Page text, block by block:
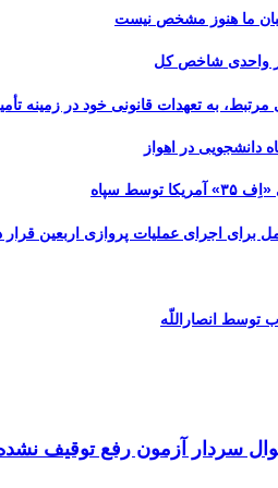
مرتبط، به تعهدات قانونی خود در زمینه
سپاه
برای اجرای عملیات پروازی اربعین قرار
توسط انصاراللّه
سردار آزمون رفع توقیف